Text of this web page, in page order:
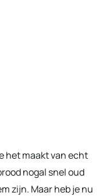
het maakt van echt
nogal snel oud
zijn. Maar heb je nu